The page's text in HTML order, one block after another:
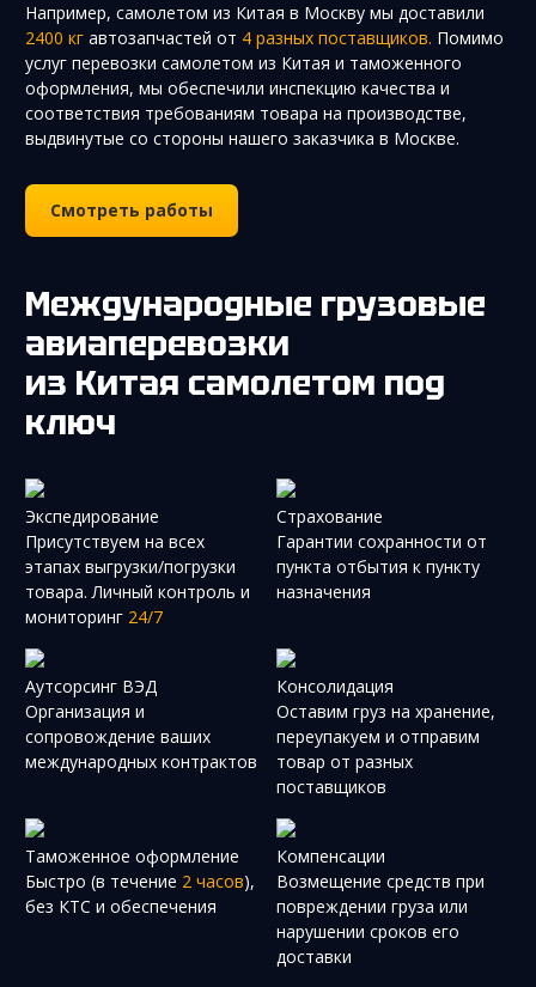
Например, самолетом из Китая в Москву мы доставили
2400 кг автозапчастей от 4 разных поставщиков. Помимо
услуг перевозки самолетом из Китая и таможенного
оформления, мы обеспечили инспекцию качества и
соответствия требованиям товара на производстве,
выдвинутые со стороны нашего заказчика в Москве.
Смотреть работы
Международные грузовые
авиаперевозки
из Китая самолетом под
ключ
Экспедирование
Присутствуем на всех
этапах выгрузки/погрузки
товара. Личный контроль и
мониторинг 24/7
Страхование
Гарантии сохранности от
пункта отбытия к пункту
назначения
Аутсорсинг ВЭД
Организация и
сопровождение ваших
международных контрактов
Консолидация
Оставим груз на хранение,
переупакуем и отправим
товар от разных
поставщиков
Таможенное оформление
Быстро (в течение 2 часов),
без КТС и обеспечения
Компенсации
Возмещение средств при
повреждении груза или
нарушении сроков его
доставки